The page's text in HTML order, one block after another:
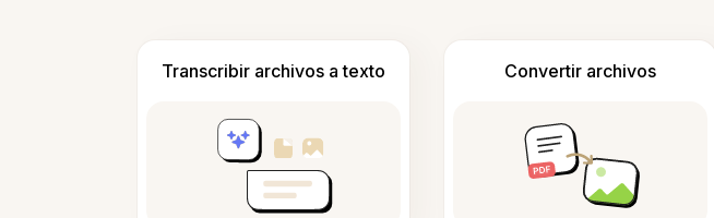
Transcribir archivos a texto Convertir archivos